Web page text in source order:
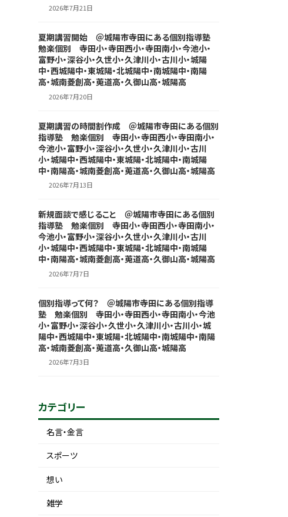
2026年7月21日
夏期講習開始 ＠城陽市寺田にある個別指導塾
勉楽個別 寺田小・寺田西小・寺田南小・今池小・
富野小・深谷小・久世小・久津川小・古川小・城陽
中・西城陽中・東城陽・北城陽中・南城陽中・南陽
高・城南菱創高・莵道高・久御山高・城陽高
2026年7月20日
夏期講習の時間割作成 ＠城陽市寺田にある個別
指導塾 勉楽個別 寺田小・寺田西小・寺田南小・
今池小・富野小・深谷小・久世小・久津川小・古川
小・城陽中・西城陽中・東城陽・北城陽中・南城陽
中・南陽高・城南菱創高・莵道高・久御山高・城陽高
2026年7月13日
新規面談で感じること ＠城陽市寺田にある個別
指導塾 勉楽個別 寺田小・寺田西小・寺田南小・
今池小・富野小・深谷小・久世小・久津川小・古川
小・城陽中・西城陽中・東城陽・北城陽中・南城陽
中・南陽高・城南菱創高・莵道高・久御山高・城陽高
2026年7月7日
個別指導って何？ ＠城陽市寺田にある個別指導
塾 勉楽個別 寺田小・寺田西小・寺田南小・今池
小・富野小・深谷小・久世小・久津川小・古川小・城
陽中・西城陽中・東城陽・北城陽中・南城陽中・南陽
高・城南菱創高・莵道高・久御山高・城陽高
2026年7月3日
カテゴリー
名言・金言
スポーツ
想い
雑学